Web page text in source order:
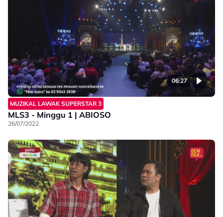
06:27
MUZIKAL LAWAK SUPERSTAR 3
MLS3 - Minggu 1 | ABIOSO
26/07/2022